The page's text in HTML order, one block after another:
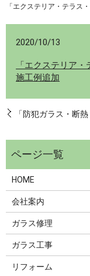
「エクステリア・テラス
2020/10/13
「エクステリア
施工例追加
「防犯ガラス・断
HOME
会社案内
ガラス修理
ガラス工事
リフォーム